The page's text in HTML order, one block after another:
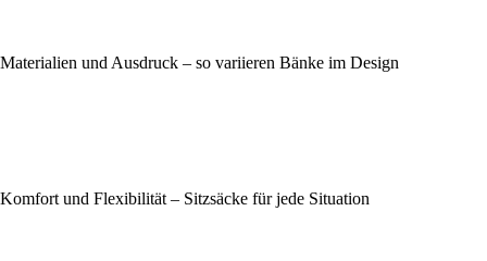
Materialien und Ausdruck – so variieren Bänke im Design
Komfort und Flexibilität – Sitzsäcke für jede Situation